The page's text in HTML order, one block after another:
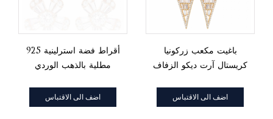
أقراط فضة استرلينية 925
مطلية بالذهب الوردي
الثلج الشتوية المجمدة
اضف الى الاقتباس
باغيت مكعب زركونيا
كريستال آرت ديكو الزفاف
اضف الى الاقتباس